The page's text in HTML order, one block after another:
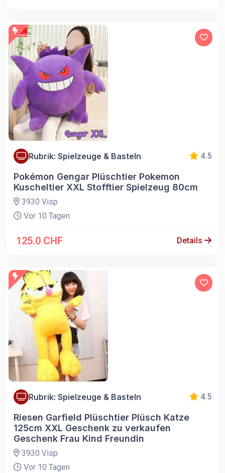
Rubrik: Spielzeuge & Basteln 4.5
Pokémon Gengar Plüschtier Pokemon
Kuscheltier XXL Stofftier Spielzeug 80cm
3930 Visp
Vor 10 Tagen
125.0 CHF Details
Rubrik: Spielzeuge & Basteln 4.5
Riesen Garfield Plüschtier Plüsch Katze
125cm XXL Geschenk zu verkaufen
Geschenk Frau Kind Freundin
3930 Visp
Vor 10 Tagen